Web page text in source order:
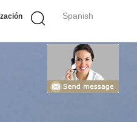
Spanish